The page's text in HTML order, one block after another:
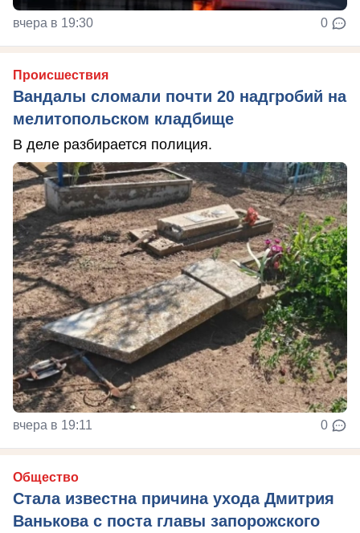
вчера в 19:30 0
Происшествия
Вандалы сломали почти 20 надгробий на
мелитопольском кладбище
В деле разбирается полиция.
вчера в 19:11 0
Общество
Стала известна причина ухода Дмитрия
Ванькова с поста главы запорожского